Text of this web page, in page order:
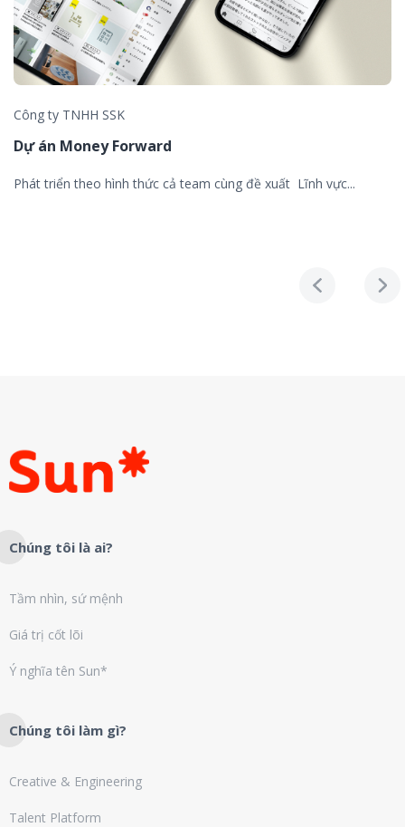
Công ty TNHH SSK
Dự án Money Forward
Phát triển theo hình thức cả team cùng đề xuất Lĩnh vực...
Chúng tôi là ai?
Tầm nhìn, sứ mệnh
Giá trị cốt lõi
Ý nghĩa tên Sun*
Chúng tôi làm gì?
Creative & Engineering
Talent Platform